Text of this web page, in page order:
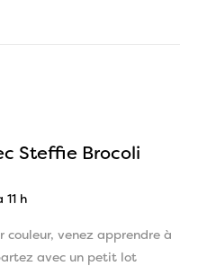
Steffie Brocoli
11 h
couleur, venez apprendre à
avec un petit lot